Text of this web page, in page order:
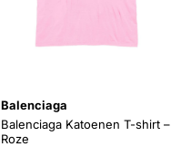
Balenciaga
Balenciaga Katoenen T-shirt –
Roze